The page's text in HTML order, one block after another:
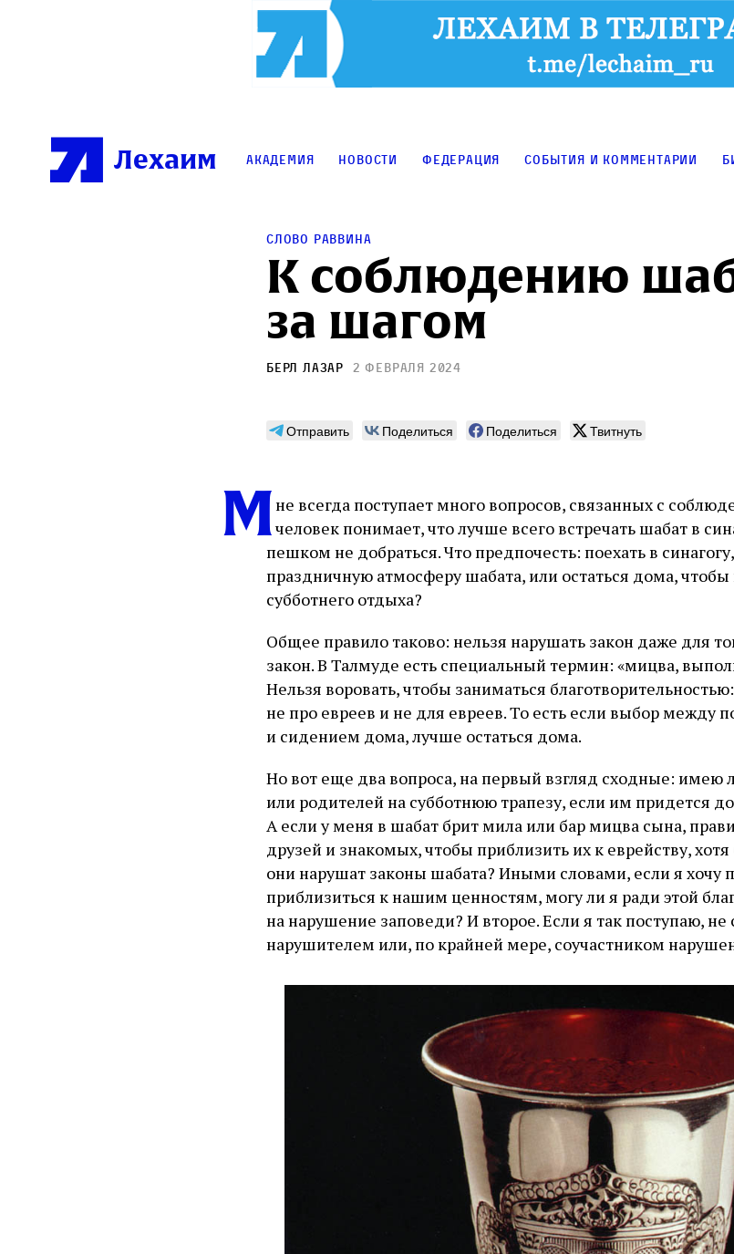
Лехаим Академия Новости Федерация События и комментарии
Слово раввина
К соблюдению
за шагом
Берл Лазар 2 февраля 2024
Отправить Поделиться Поделиться Твитнуть
Мне всегда поступает много вопросов, связанных с
человек понимает, что лучше всего встречать шабат в
пешком не добраться. Что предпочесть: поехать в
праздничную атмосферу шабата, или остаться дома,
субботнего отдыха?
Общее правило таково: нельзя нарушать закон даже для
закон. В Талмуде есть специальный термин: «мицва,
Нельзя воровать, чтобы заниматься
не про евреев и не для евреев. То есть если выбор между
и сидением дома, лучше остаться дома.
Но вот еще два вопроса, на первый взгляд сходные: имею
или родителей на субботнюю трапезу, если им придется
А если у меня в шабат брит мила или бар мицва сына,
друзей и знакомых, чтобы приблизить их к еврейству,
они нарушат законы шабата? Иными словами, если я хочу
приблизиться к нашим ценностям, могу ли я ради этой
на нарушение заповеди? И второе. Если я так поступаю, не
нарушителем или, по крайней мере, соучастником